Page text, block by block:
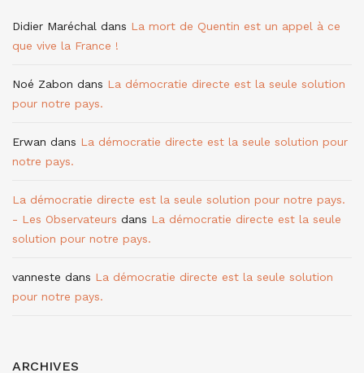
Didier Maréchal dans La mort de Quentin est un appel à ce
que vive la France !
Noé Zabon dans La démocratie directe est la seule solution
pour notre pays.
Erwan dans La démocratie directe est la seule solution pour
notre pays.
La démocratie directe est la seule solution pour notre pays.
- Les Observateurs dans La démocratie directe est la seule
solution pour notre pays.
vanneste dans La démocratie directe est la seule solution
pour notre pays.
ARCHIVES